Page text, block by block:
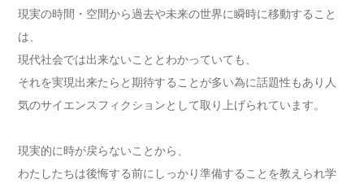
現実の時間・空間から過去や未来の世界に瞬時に移動すること
は、
現代社会では出来ないこととわかっていても、
それを実現出来たらと期待することが多い為に話題性もあり人
気のサイエンスフィクションとして取り上げられています。
現実的に時が戻らないことから、
わたしたちは後悔する前にしっかり準備することを教えられ学